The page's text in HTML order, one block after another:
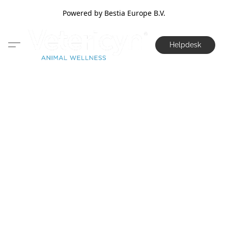
Powered by Bestia Europe B.V.
Helpdesk